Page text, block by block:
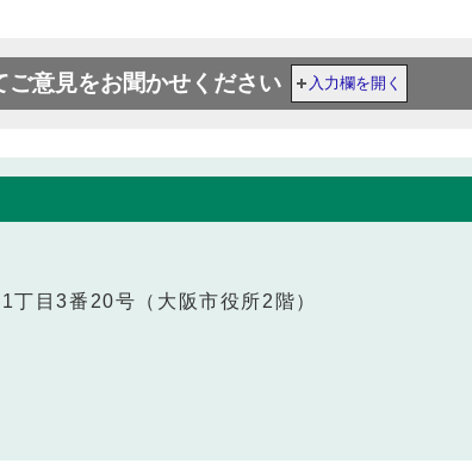
ご意見をお聞かせください 入力欄を開く
目3番20号（大阪市役所2階）